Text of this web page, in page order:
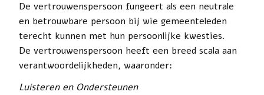
De vertrouwenspersoon fungeert als een neutrale
en betrouwbare persoon bij wie gemeenteleden
terecht kunnen met hun persoonlijke kwesties.
De vertrouwenspersoon heeft een breed scala aan
verantwoordelijkheden, waaronder:
Luisteren en Ondersteunen